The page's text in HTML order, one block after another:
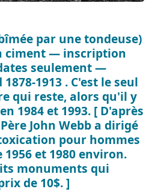
par une tondeuse)
ciment — inscription
seulement —
1913 . C'est le seul
qui reste, alors qu'il y
1984 et 1993. [ D'après
John Webb a dirigé
pour hommes
et 1980 environ.
monuments qui
de 10$. ]